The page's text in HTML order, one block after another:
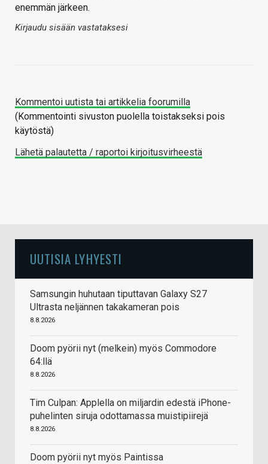
enemmän järkeen.
Kirjaudu sisään vastataksesi
Kommentoi uutista tai artikkelia foorumilla
(Kommentointi sivuston puolella toistakseksi pois
käytöstä)
Lähetä palautetta / raportoi kirjoitusvirheestä
UUTISIA LYHYESTI
Samsungin huhutaan tiputtavan Galaxy S27
Ultrasta neljännen takakameran pois
8.8.2026
Doom pyörii nyt (melkein) myös Commodore
64:llä
8.8.2026
Tim Culpan: Applella on miljardin edestä iPhone-
puhelinten siruja odottamassa muistipiirejä
8.8.2026
Doom pyörii nyt myös Paintissa